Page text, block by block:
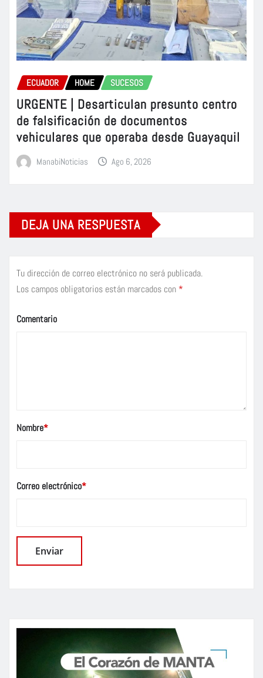
ECUADOR HOME SUCESOS
URGENTE | Desarticulan presunto centro
de falsificación de documentos
vehiculares que operaba desde Guayaquil
ManabiNoticias Ago 6, 2026
DEJA UNA RESPUESTA
Tu dirección de correo electrónico no será publicada.
Los campos obligatorios están marcados con *
Comentario
Nombre*
Correo electrónico*